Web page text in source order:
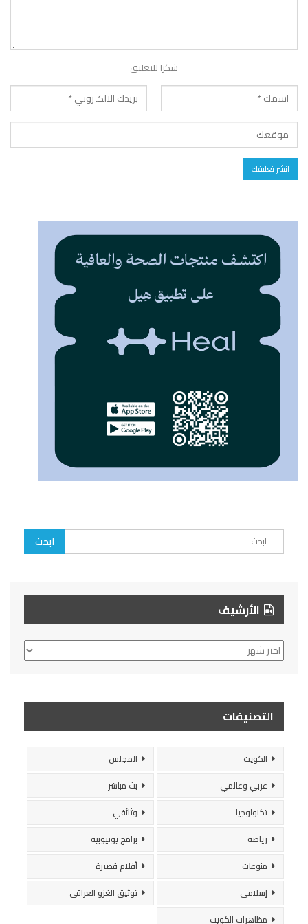
شكرا للتعليق
الأرشيف
الأرشيف
التصنيفات
الكويت
المجلس
عربي وعالمي
بث مباشر
تكنولوجيا
وثائقي
رياضة
برامج يوتيوبية
منوعات
أفلام قصيرة
إسلامي
توثيق الغزو العراقي
مظاهرات الكويت